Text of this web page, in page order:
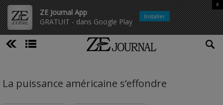
ZE Journal App
GRATUIT - dans Google Play
x
Installer
La puissance américaine s’effondre